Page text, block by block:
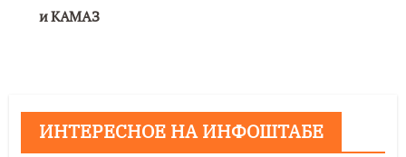
и КАМАЗ
ИНТЕРЕСНОЕ НА ИНФОШТАБЕ